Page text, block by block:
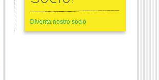
Diventa nostro socio